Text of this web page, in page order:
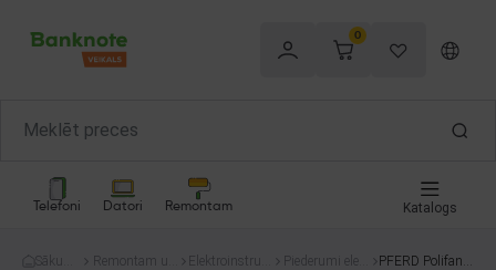
0
Telefoni Datori Remontam Katalogs
Sākum
Remontam un
Elektroinstru
Piederumi elekt
PFERD Polifan